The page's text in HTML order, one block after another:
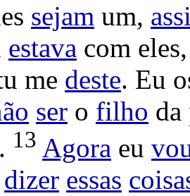
sejam um,
estava com
me deste. Eu
ser o filho da
. 13 Agora eu
dizer essas